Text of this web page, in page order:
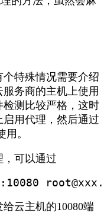
特殊情况需要介绍
务商的主机上使用
测比较严格，这时
用代理，然后通过
。
，可以通过
云主机的10080端